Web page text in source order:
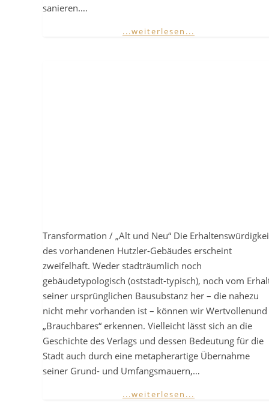
sanieren.…
...weiterlesen...
Transformation / „Alt und Neu“ Die
des vorhandenen Hutzler-Gebäudes erscheint
zweifelhaft. Weder stadträumlich noch
gebäudetypologisch (oststadt-typisch), noch vom
seiner ursprünglichen Bausubstanz her – die nahezu
nicht mehr vorhanden ist – können wir Wertvollenund
„Brauchbares“ erkennen. Vielleicht lässt sich an die
Geschichte des Verlags und dessen Bedeutung für die
Stadt auch durch eine metapherartige Übernahme
seiner Grund- und Umfangsmauern,…
...weiterlesen...